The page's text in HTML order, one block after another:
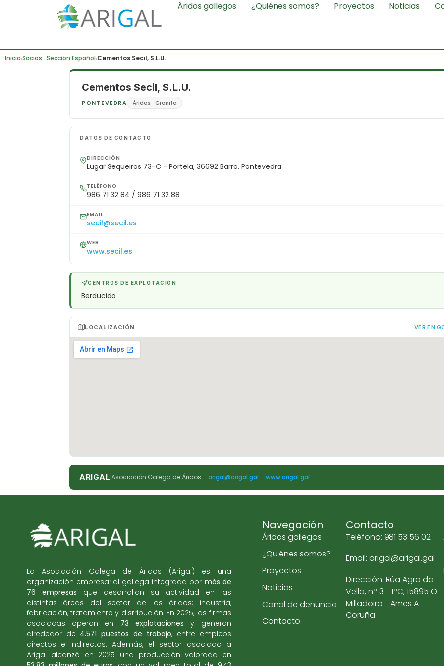
Áridos gallegos ¿Quiénes somos? Proyectos Noticias
Inicio›Socios · Sección Español›Cementos Secil, S.L.U.
Cementos Secil, S.L.U.
PONTEVEDRA Áridos · Granito
DATOS DE CONTACTO
DIRECCIÓN
Lugar Sequeiros 73-C - Portela, 36692 Barro, Pontevedra
TELÉFONO
986 71 32 84 / 986 71 32 88
EMAIL
secil@secil.es
WEB
www.secil.es
CENTROS DE EXPLOTACIÓN
Berducido
LOCALIZACIÓN VER EN
ARIGAL|Asociación Galega de Áridos · arigal@arigal.gal · www.arigal.gal
La Asociación Galega de Áridos (Arigal) es una
organización empresarial gallega integrada por más de
76 empresas que desarrollan su actividad en las
distintas áreas del sector de los áridos: industria,
fabricación, tratamiento y distribución. En 2025, las firmas
asociadas operan en 73 explotaciones y generan
alrededor de 4.571 puestos de trabajo, entre empleos
directos e indirectos. Además, el sector asociado a
Arigal alcanzó en 2025 una producción valorada en
Navegación
Áridos gallegos
¿Quiénes somos?
Proyectos
Noticias
Canal de denuncia
Contacto
Contacto
Teléfono: 981 53 56 02
Email: arigal@arigal.gal
Dirección: Rúa Agro da
Vella, nº 3 - 1ºC, 15895 O
Milladoiro - Ames A
Coruña